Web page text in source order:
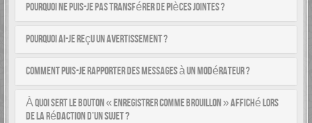
Pourquoi ne puis-je pas transférer de pièces jointes ?
Pourquoi ai-je reçu un avertissement ?
Comment puis-je rapporter des messages à un modérateur ?
À quoi sert le bouton « Enregistrer comme brouillon » affiché lors
de la rédaction d’un sujet ?